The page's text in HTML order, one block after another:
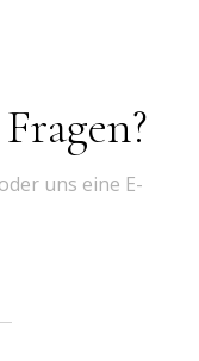
uns eine E-